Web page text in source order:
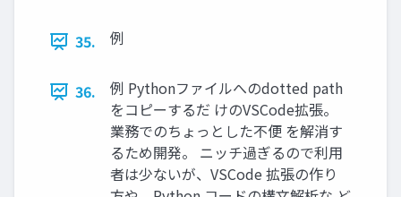
35. 例
36.
例 Pythonファイルへのdotted path
をコピーするだ けのVSCode拡張。
業務でのちょっとした不便 を解消す
るため開発。 ニッチ過ぎるので利用
者は少ないが、VSCode 拡張の作り